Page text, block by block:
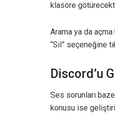
klasöre
Arama ya da açma
“Sil” seçeneğine
Discord’u
Ses sorunları
konusu ise